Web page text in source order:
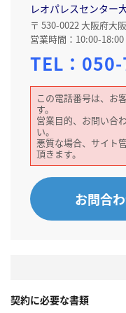
レオパレスセンター
〒 530-0022 大阪府大
営業時間：10:00-18:00
TEL：
この電話番号は、お
す。
営業目的、お問い合
い。
悪質な場合、サイト
頂きます。
お問合
契約に必要な書類